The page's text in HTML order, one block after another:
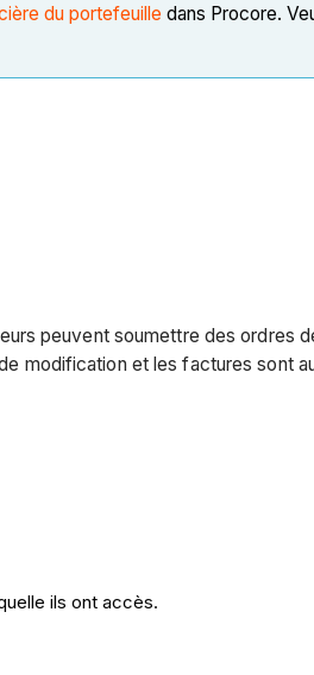
du portefeuille dans Procore.
peuvent soumettre des
modification et les factures sont
ils ont accès.